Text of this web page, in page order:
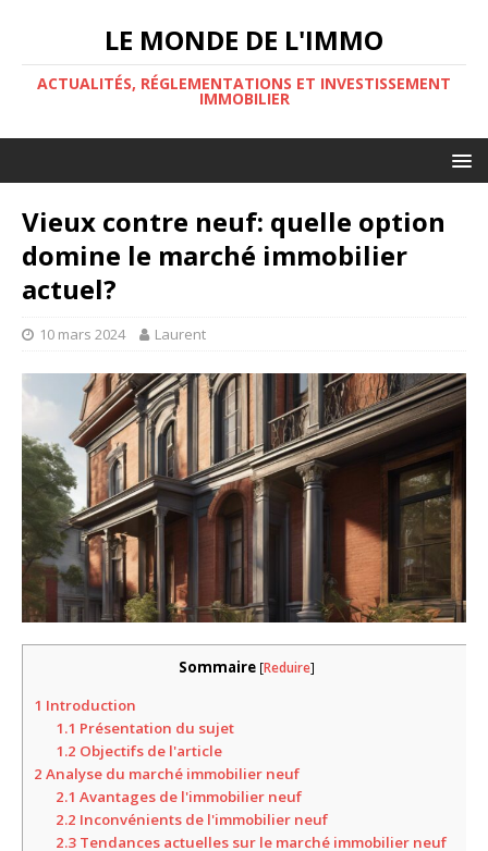
LE MONDE DE L'IMMO
ACTUALITÉS, RÉGLEMENTATIONS ET INVESTISSEMENT
IMMOBILIER
Vieux contre neuf: quelle option
domine le marché immobilier
actuel?
10 mars 2024 Laurent
Sommaire [Reduire]
1 Introduction
1.1 Présentation du sujet
1.2 Objectifs de l'article
2 Analyse du marché immobilier neuf
2.1 Avantages de l'immobilier neuf
2.2 Inconvénients de l'immobilier neuf
2.3Tendances actuelles sur le marché immobilier neuf